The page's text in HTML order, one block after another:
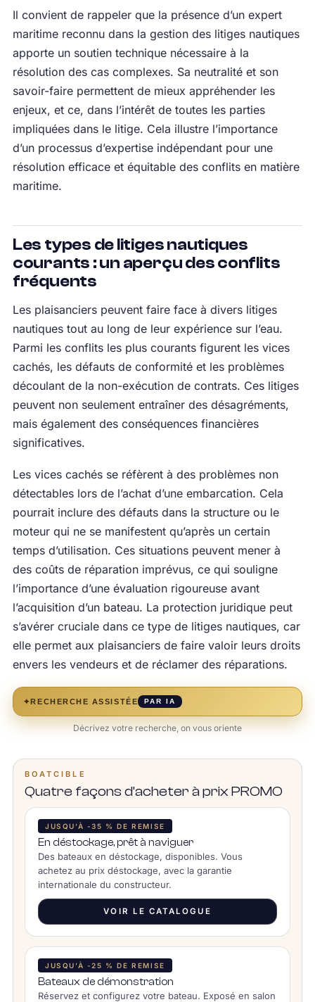
Il convient de rappeler que la présence d’un expert
maritime reconnu dans la gestion des litiges nautiques
apporte un soutien technique nécessaire à la
résolution des cas complexes. Sa neutralité et son
savoir-faire permettent de mieux appréhender les
enjeux, et ce, dans l’intérêt de toutes les parties
impliquées dans le litige. Cela illustre l’importance
d’un processus d’expertise indépendant pour une
résolution efficace et équitable des conflits en matière
maritime.
Les types de litiges nautiques
courants : un aperçu des conflits
fréquents
Les plaisanciers peuvent faire face à divers litiges
nautiques tout au long de leur expérience sur l’eau.
Parmi les conflits les plus courants figurent les vices
cachés, les défauts de conformité et les problèmes
découlant de la non-exécution de contrats. Ces litiges
peuvent non seulement entraîner des désagréments,
mais également des conséquences financières
significatives.
Les vices cachés se réfèrent à des problèmes non
détectables lors de l’achat d’une embarcation. Cela
pourrait inclure des défauts dans la structure ou le
moteur qui ne se manifestent qu’après un certain
temps d’utilisation. Ces situations peuvent mener à
des coûts de réparation imprévus, ce qui souligne
l’importance d’une évaluation rigoureuse avant
l’acquisition d’un bateau. La protection juridique peut
s’avérer cruciale dans ce type de litiges nautiques, car
elle permet aux plaisanciers de faire valoir leurs droits
envers les vendeurs et de réclamer des réparations.
✦RECHERCHE ASSISTÉE PAR IA
Décrivez votre recherche, on vous oriente
BOATCIBLE
Quatre façons d’acheter à prix PROMO
JUSQU’À -35 % DE REMISE
En déstockage, prêt à naviguer
Des bateaux en déstockage, disponibles. Vous
achetez au prix déstockage, avec la garantie
internationale du constructeur.
VOIR LE CATALOGUE
JUSQU’À -25 % DE REMISE
Bateaux de démonstration
Réservez et configurez votre bateau. Exposé en salon